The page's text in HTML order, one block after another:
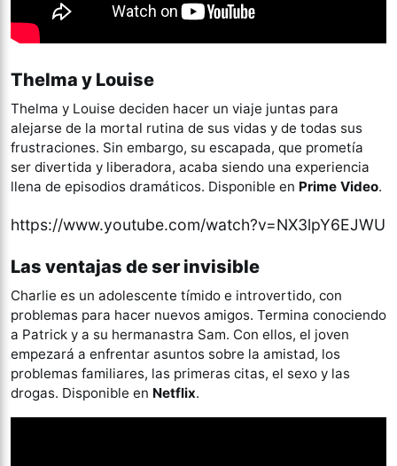
Thelma y Louise
Thelma y Louise deciden hacer un viaje juntas para
alejarse de la mortal rutina de sus vidas y de todas sus
frustraciones. Sin embargo, su escapada, que prometía
ser divertida y liberadora, acaba siendo una experiencia
llena de episodios dramáticos. Disponible en Prime Video.
https://www.youtube.com/watch?v=NX3lpY6EJWU
Las ventajas de ser invisible
Charlie es un adolescente tímido e introvertido, con
problemas para hacer nuevos amigos. Termina conociendo
a Patrick y a su hermanastra Sam. Con ellos, el joven
empezará a enfrentar asuntos sobre la amistad, los
problemas familiares, las primeras citas, el sexo y las
drogas. Disponible en Netflix.